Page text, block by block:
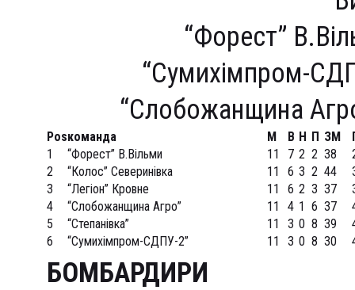
“Форест”
“Сумихімпром-
“Слобожанщина
Posкоманда М В Н П ЗМ
1
“Форест” В.Вільми 11 7 2 2 38
2
“Колос” Северинівка 11 6 3 2 44
3
“Легіон” Кровне 11 6 2 3 37
4
“Слобожанщина Агро” 11 4 1 6 37
5
“Степанівка” 11 3 0 8 39
6
“Сумихімпром-СДПУ-2” 11 3 0 8 30
БОМБАРДИРИ